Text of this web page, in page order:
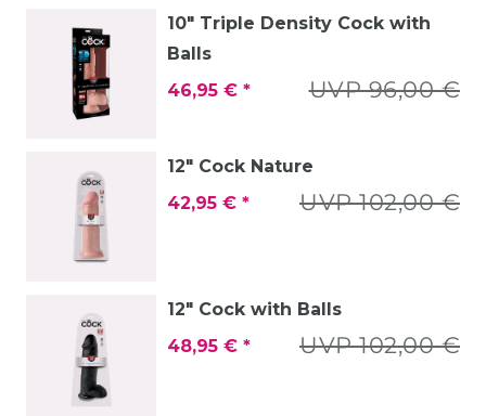
10" Triple Density Cock with
Balls
UVP 96,00 €
46,95 € *
12" Cock Nature
UVP 102,00 €
42,95 € *
12" Cock with Balls
UVP 102,00 €
48,95 € *